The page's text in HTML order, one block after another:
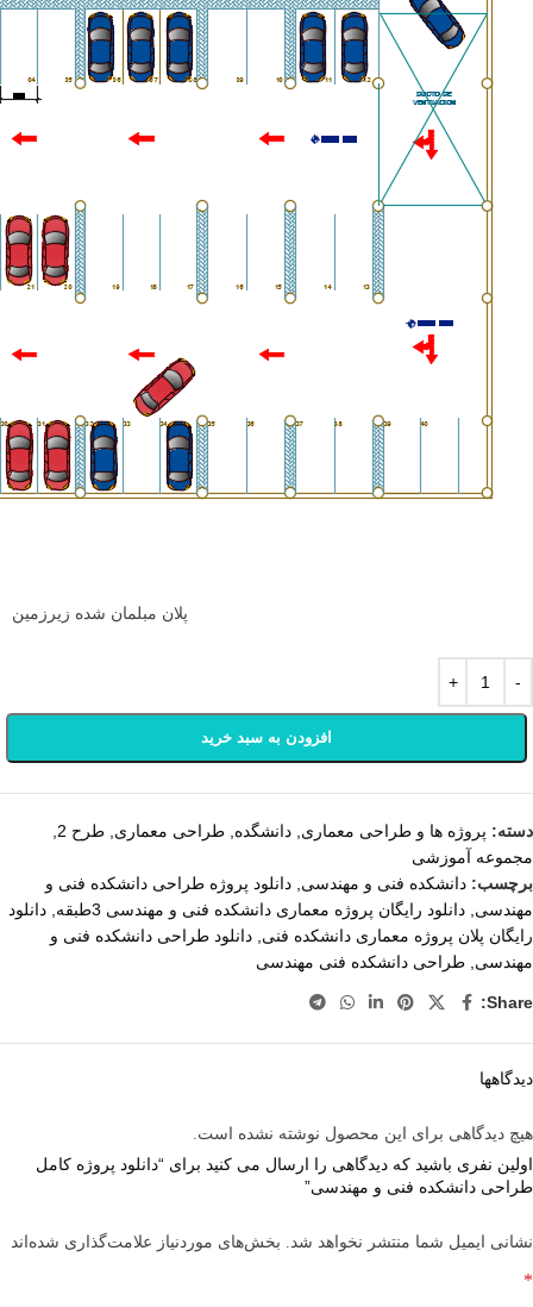
پلان مبلمان شده زیرزمین
افزودن به سبد خرید
دسته: پروژه ها و طراحی معماری دانشگده طراحی معماری طرح 2
مجموعه آموزشی
برچسب: دانشکده فنی و مهندسی دانلود پروژه طراحی دانشکده فنی و
مهندسی دانلود رایگان پروژه معماری دانشکده فنی و مهندسی 3طبقه
دانلود
رایگان پلان پروژه معماری دانشکده فنی دانلود طراحی دانشکده فنی و
مهندسی طراحی دانشکده فنی مهندسی
Share:
دیدگاهها
هیچ دیدگاهی برای این محصول نوشته نشده است.
اولین نفری باشید که دیدگاهی را ارسال می کنید برای “دانلود پروژه کامل
طراحی دانشکده فنی و مهندسی”
نشانی ایمیل شما منتشر نخواهد شد. بخش‌های موردنیاز علامت‌گذاری شده‌اند
*